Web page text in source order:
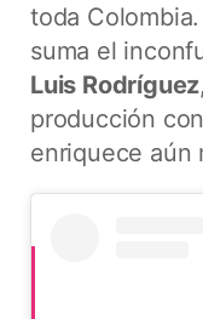
toda
suma el
Luis Rodríguez
producción
enriquece aún